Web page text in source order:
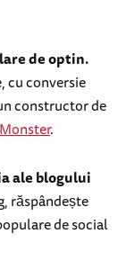
de optin.
cu conversie
constructor de
.
ale blogului
răspândește
de social